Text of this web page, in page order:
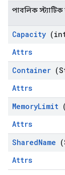
পাবলিক
Capacity
Attrs
Container
Attrs
MemoryLimit
Attrs
SharedName
Attrs